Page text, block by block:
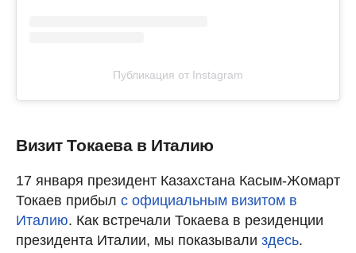
Публикация от Instagram
Визит Токаева в Италию
17 января президент Казахстана Касым-Жомарт
Токаев прибыл с официальным визитом в
Италию. Как встречали Токаева в резиденции
президента Италии, мы показывали здесь.